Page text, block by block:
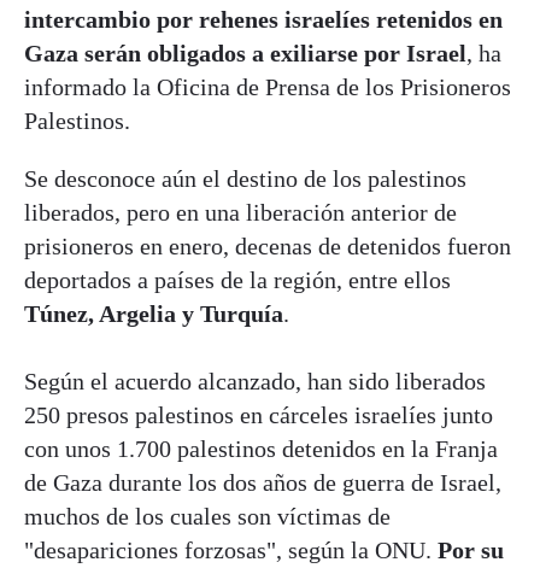
intercambio por rehenes israelíes retenidos en
Gaza serán obligados a exiliarse por Israel, ha
informado la Oficina de Prensa de los Prisioneros
Palestinos.
Se desconoce aún el destino de los palestinos
liberados, pero en una liberación anterior de
prisioneros en enero, decenas de detenidos fueron
deportados a países de la región, entre ellos
Túnez, Argelia y Turquía.
Según el acuerdo alcanzado, han sido liberados
250 presos palestinos en cárceles israelíes junto
con unos 1.700 palestinos detenidos en la Franja
de Gaza durante los dos años de guerra de Israel,
muchos de los cuales son víctimas de
"desapariciones forzosas", según la ONU. Por su